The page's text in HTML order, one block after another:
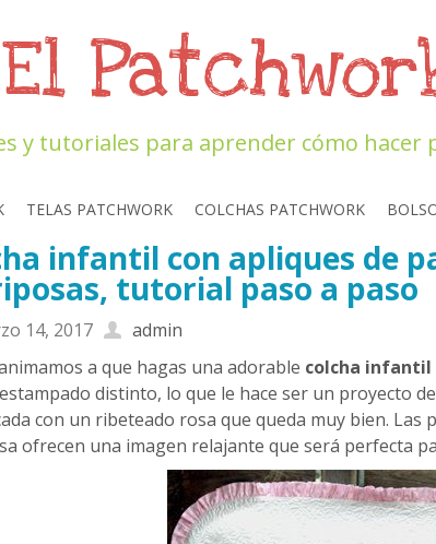
El
y tutoriales para aprender cómo hacer
TELAS PATCHWORK COLCHAS PATCHWORK
infantil con apliques de
tutorial paso a paso
14, 2017
admin
a que hagas una adorable colcha infantil
distinto, lo que le hace ser un proyecto de
con un ribeteado rosa que queda muy bien. Las
ofrecen una imagen relajante que será perfecta